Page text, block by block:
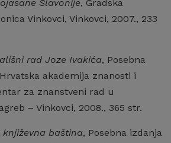
Slavonije, Gradska
Vinkovci, Vinkovci, 2007., 233
rad Joze Ivakića, Posebna
akademija znanosti i
za znanstveni rad u
– Vinkovci, 2008., 365 str.
baština, Posebna izdanja